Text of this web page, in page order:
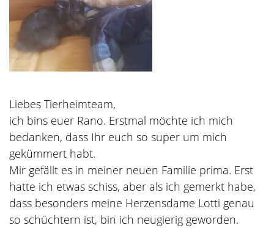
Liebes Tierheimteam,
ich bins euer Rano. Erstmal möchte ich mich
bedanken, dass Ihr euch so super um mich
gekümmert habt.
Mir gefällt es in meiner neuen Familie prima. Erst
hatte ich etwas schiss, aber als ich gemerkt habe,
dass besonders meine Herzensdame Lotti genau
so schüchtern ist, bin ich neugierig geworden.